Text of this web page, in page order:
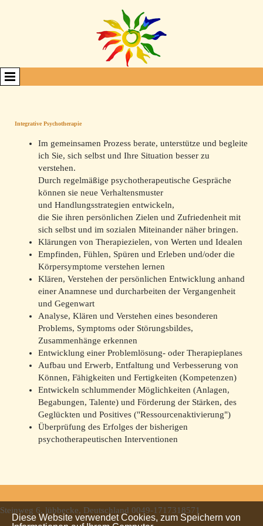
Integrative Psychotherapie
Im gemeinsamen Prozess berate, unterstütze und begleite
ich Sie, sich selbst und Ihre Situation besser zu
verstehen.
Durch regelmäßige psychotherapeutische Gespräche
können sie neue Verhaltensmuster
und Handlungsstrategien entwickeln,
die Sie ihren persönlichen Zielen und Zufriedenheit mit
sich selbst und im sozialen Miteinander näher bringen.
Klärungen von Therapiezielen, von Werten und Idealen
Empfinden, Fühlen, Spüren und Erleben und/oder die
Körpersymptome verstehen lernen
Klären, Verstehen der persönlichen Entwicklung anhand
einer Anamnese und durcharbeiten der Vergangenheit
und Gegenwart
Analyse, Klären und Verstehen eines besonderen
Problems, Symptoms oder Störungsbildes,
Zusammenhänge erkennen
Entwicklung einer Problemlösung- oder Therapieplanes
Aufbau und Erwerb, Entfaltung und Verbesserung von
Können, Fähigkeiten und Fertigkeiten (Kompetenzen)
Entwickeln schlummender Möglichkeiten (Anlagen,
Begabungen, Talente) und Förderung der Stärken, des
Geglückten und Positives ("Ressourcenaktivierung")
Überprüfung des Erfolges der bisherigen
psychotherapeutischen Interventionen
Steinweg 6, lübbecke, Deutschland 0049-1717318571
Diese Website verwendet Cookies, zum Speichern von